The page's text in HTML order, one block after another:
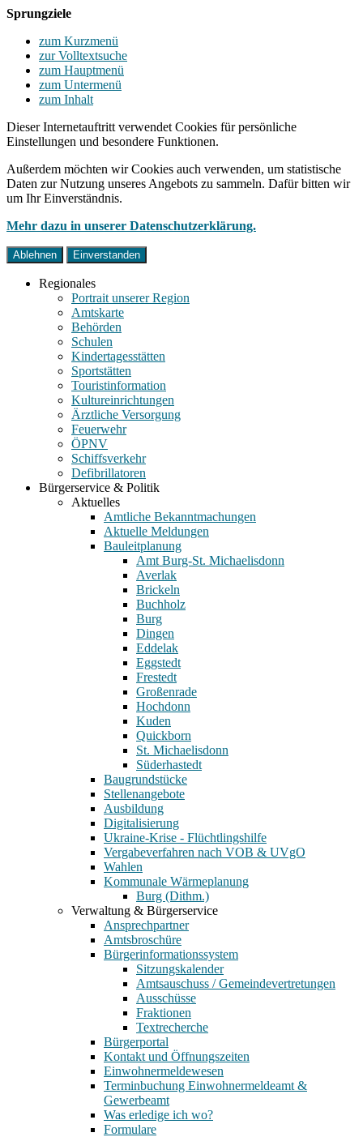
Sprungziele
zum Kurzmenü
zur Volltextsuche
zum Hauptmenü
zum Untermenü
zum Inhalt
Dieser Internetauftritt verwendet Cookies für persönliche
Einstellungen und besondere Funktionen.
Außerdem möchten wir Cookies auch verwenden, um statistische
Daten zur Nutzung unseres Angebots zu sammeln. Dafür bitten wir
um Ihr Einverständnis.
Mehr dazu in unserer Datenschutzerklärung.
Ablehnen Einverstanden
Regionales
Portrait unserer Region
Amtskarte
Behörden
Schulen
Kindertagesstätten
Sportstätten
Touristinformation
Kultureinrichtungen
Ärztliche Versorgung
Feuerwehr
ÖPNV
Schiffsverkehr
Defibrillatoren
Bürgerservice & Politik
Aktuelles
Amtliche Bekanntmachungen
Aktuelle Meldungen
Bauleitplanung
Amt Burg-St. Michaelisdonn
Averlak
Brickeln
Buchholz
Burg
Dingen
Eddelak
Eggstedt
Frestedt
Großenrade
Hochdonn
Kuden
Quickborn
St. Michaelisdonn
Süderhastedt
Baugrundstücke
Stellenangebote
Ausbildung
Digitalisierung
Ukraine-Krise - Flüchtlingshilfe
Vergabeverfahren nach VOB & UVgO
Wahlen
Kommunale Wärmeplanung
Burg (Dithm.)
Verwaltung & Bürgerservice
Ansprechpartner
Amtsbroschüre
Bürgerinformationssystem
Sitzungskalender
Amtsauschuss / Gemeindevertretungen
Ausschüsse
Fraktionen
Textrecherche
Bürgerportal
Kontakt und Öffnungszeiten
Einwohnermeldewesen
Terminbuchung Einwohnermeldeamt &
Gewerbeamt
Was erledige ich wo?
Formulare